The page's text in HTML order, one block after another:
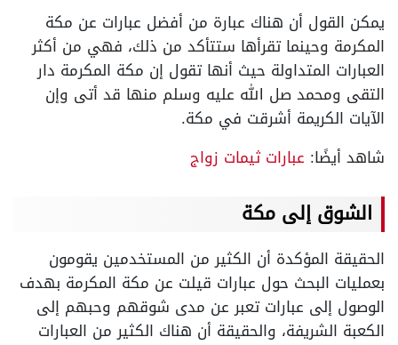
يمكن القول أن هناك عبارة من أفضل عبارات عن مكة
المكرمة وحينما تقرأها ستتأكد من ذلك، فهي من أكثر
العبارات المتداولة حيث أنها تقول إن مكة المكرمة دار
التقى ومحمد صل الله عليه وسلم منها قد أتى وإن
الآيات الكريمة أشرقت في مكة.
شاهد أيضًا: عبارات ثيمات زواج
الشوق إلى مكة
الحقيقة المؤكدة أن الكثير من المستخدمين يقومون
بعمليات البحث حول عبارات قيلت عن مكة المكرمة بهدف
الوصول إلى عبارات تعبر عن مدى شوقهم وحبهم إلى
الكعبة الشريفة، والحقيقة أن هناك الكثير من العبارات